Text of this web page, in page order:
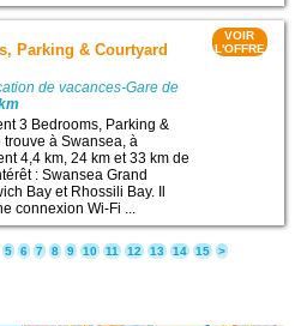
Parking & Courtyard
de vacances-Gare de
3 Bedrooms, Parking &
trouve à Swansea, à
4,4 km, 24 km et 33 km de
: Swansea Grand
Bay et Rhossili Bay. Il
connexion Wi-Fi ...
VOIR
L'OFFRE
5 6 7 8 9 10 11 12 13 14 15 >